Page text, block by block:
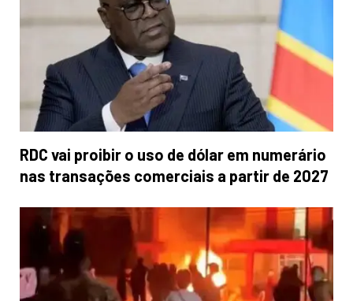
RDC vai proibir o uso de dólar em numerário
nas transações comerciais a partir de 2027